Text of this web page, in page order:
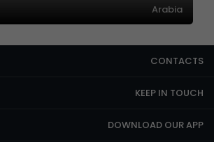
Arabia
CONTACTS
KEEP IN TOUCH
DOWNLOAD OUR APP